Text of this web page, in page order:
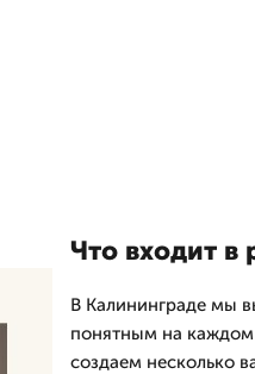
Что входит в
В Калининграде мы
понятным на
создаем несколько